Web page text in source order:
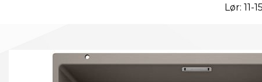
Lør: 11-